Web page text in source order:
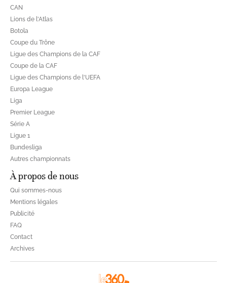
CAN
Lions de l'Atlas
Botola
Coupe du Trône
Ligue des Champions de la CAF
Coupe de la CAF
Ligue des Champions de l'UEFA
Europa League
Liga
Premier League
Série A
Ligue 1
Bundesliga
Autres championnats
À propos de nous
Qui sommes-nous
Mentions légales
Publicité
FAQ
Contact
Archives